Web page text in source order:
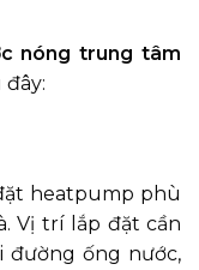
nóng trung tâm
đây:
heatpump phù
Vị trí lắp đặt cần
đường ống nước,